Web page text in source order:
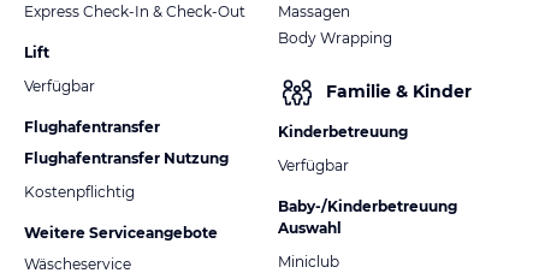
Express Check-In & Check-Out
Lift
Verfügbar
Flughafentransfer
Flughafentransfer Nutzung
Kostenpflichtig
Weitere Serviceangebote
Wäscheservice
Massagen
Body Wrapping
Familie & Kinder
Kinderbetreuung
Verfügbar
Baby-/Kinderbetreuung
Auswahl
Miniclub